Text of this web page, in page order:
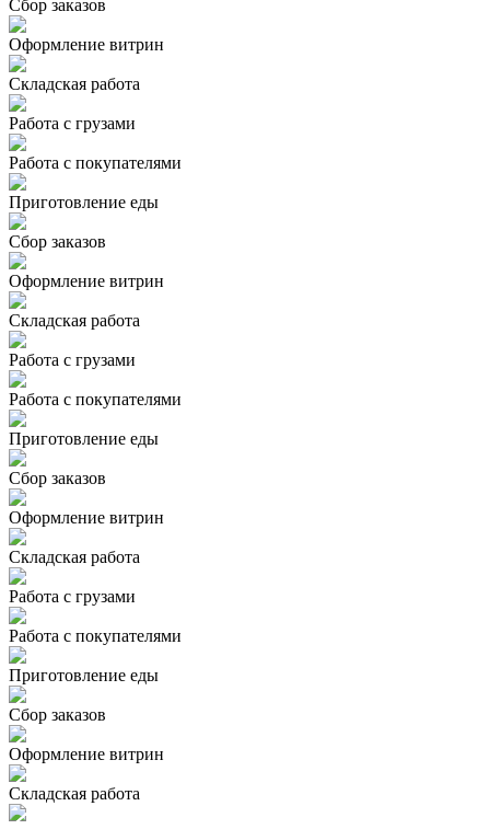
Сбор заказов
Оформление витрин
Складская работа
Работа с грузами
Работа с покупателями
Приготовление еды
Сбор заказов
Оформление витрин
Складская работа
Работа с грузами
Работа с покупателями
Приготовление еды
Сбор заказов
Оформление витрин
Складская работа
Работа с грузами
Работа с покупателями
Приготовление еды
Сбор заказов
Оформление витрин
Складская работа